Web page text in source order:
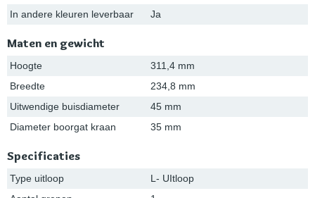
In andere kleuren leverbaar
Ja
Maten en gewicht
Hoogte
311,4 mm
Breedte
234,8 mm
Uitwendige buisdiameter
45 mm
Diameter boorgat kraan
35 mm
Specificaties
Type uitloop
L- UItloop